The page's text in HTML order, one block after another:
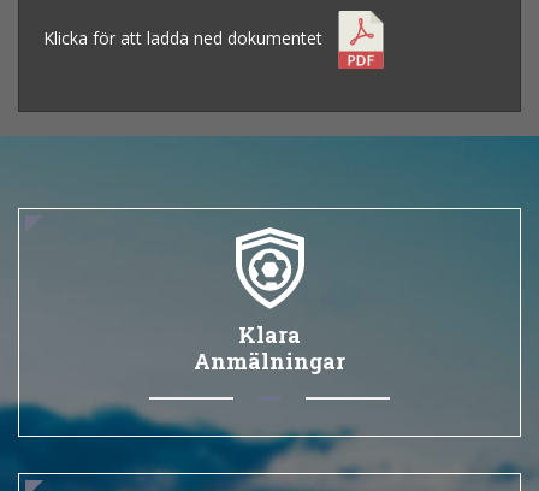
Klicka för att ladda ned dokumentet
Klara
Anmälningar